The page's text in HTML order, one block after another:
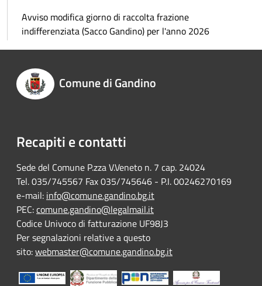
Avviso modifica giorno di raccolta frazione
indifferenziata (Sacco Gandino) per l'anno 2026
Comune di Gandino
Recapiti e contatti
Sede del Comune P.zza V.Veneto n. 7 cap. 24024
Tel. 035/745567 Fax 035/745646 - P.I. 00246270169
e-mail: info@comune.gandino.bg.it
PEC:comune.gandino@legalmail.it
Codice Univoco di fatturazione UF98J3
Per segnalazioni relative a questo
sito:webmaster@comune.gandino.bg.it